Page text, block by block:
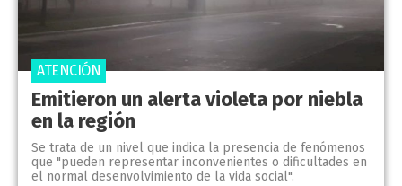
Emitieron un alerta violeta por niebla
en la región
Se trata de un nivel que indica la presencia de fenómenos
que "pueden representar inconvenientes o dificultades en
el normal desenvolvimiento de la vida social".
ATENCIÓN